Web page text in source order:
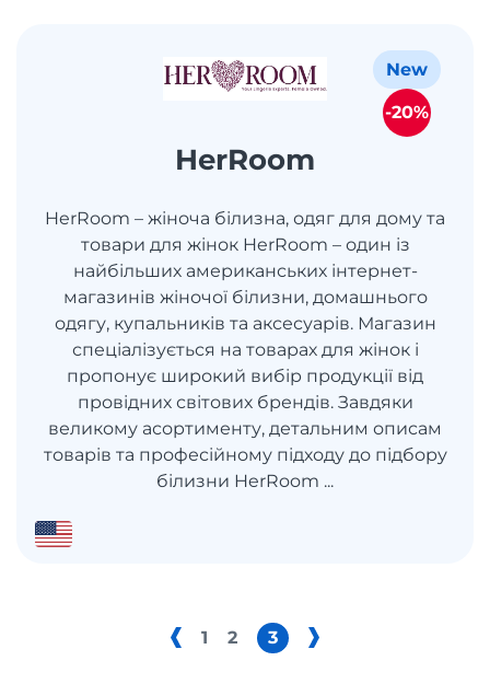
HerRoom
HerRoom – жіноча білизна, одяг для дому та
товари для жінок HerRoom – один із
найбільших американських інтернет-
магазинів жіночої білизни, домашнього
одягу, купальників та аксесуарів. Магазин
спеціалізується на товарах для жінок і
пропонує широкий вибір продукції від
провідних світових брендів. Завдяки
великому асортименту, детальним описам
товарів та професійному підходу до підбору
білизни HerRoom ...
New
-20%
1 2 3